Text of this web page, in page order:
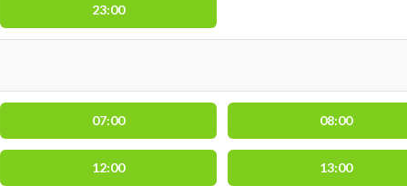
23:00
07:00 08:00
12:00 13:00